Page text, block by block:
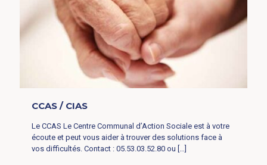
CCAS / CIAS
Le CCAS Le Centre Communal d’Action Sociale est à votre
écoute et peut vous aider à trouver des solutions face à
vos difficultés. Contact : 05.53.03.52.80 ou